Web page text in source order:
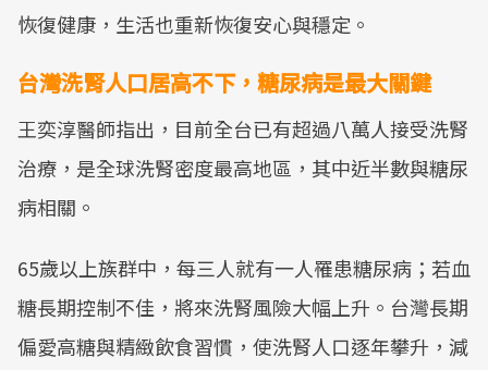
恢復健康，生活也重新恢復安心與穩定。
台灣洗腎人口居高不下，糖尿病是最大關鍵
王奕淳醫師指出，目前全台已有超過八萬人接受洗腎
治療，是全球洗腎密度最高地區，其中近半數與糖尿
病相關。
65歲以上族群中，每三人就有一人罹患糖尿病；若血
糖長期控制不佳，將來洗腎風險大幅上升。台灣長期
偏愛高糖與精緻飲食習慣，使洗腎人口逐年攀升，減